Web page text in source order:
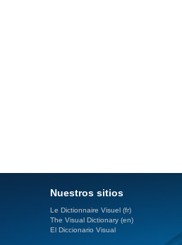
Nuestros sitios
Le Dictionnaire Visuel (fr)
The Visual Dictionary (en)
El Diccionario Visual